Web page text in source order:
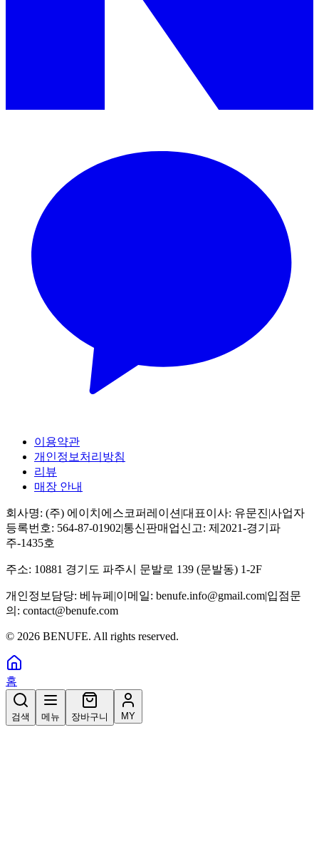
이용약관
개인정보처리방침
리뷰
매장 안내
회사명: (주) 에이치에스코퍼레이션 |대표이사: 유문진|사업자
등록번호: 564-87-01902|통신판매업신고: 제2021-경기파
주-1435호
주소: 10881 경기도 파주시 문발로 139 (문발동) 1-2F
개인정보담당: 베뉴페 |이메일: benufe.info@gmail.com|입점문
의: contact@benufe.com
© 2026 BENUFE. All rights reserved.
홈
검색 메뉴 장바구니 MY